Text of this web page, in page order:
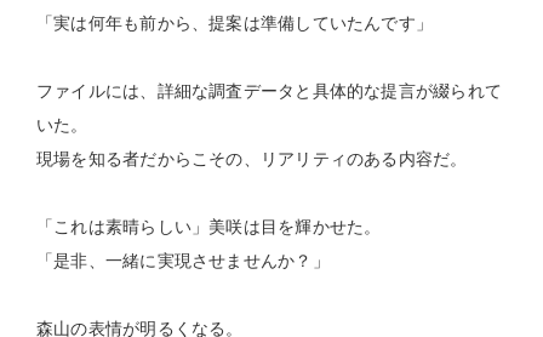
「実は何年も前から、提案は準備していたんです」
ファイルには、詳細な調査データと具体的な提言が綴られて
いた。
現場を知る者だからこその、リアリティのある内容だ。
「これは素晴らしい」美咲は目を輝かせた。
「是非、一緒に実現させませんか？」
森山の表情が明るくなる。